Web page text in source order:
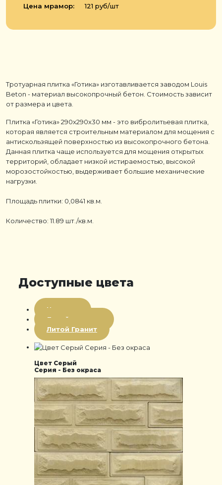
Цена мрамор:
121 руб/шт
Тротуарная плитка «Готика» изготавливается заводом Louis
Beton - материал высокопрочный бетон. Стоимость зависит
от размера и цвета.
Плитка «Готика» 290x290x30 мм - это вибролитьевая плитка,
которая является строительным материалом для мощения с
антискользящей поверхностью из высокопрочного бетона.
Данная плитка чаще используется для мощения открытых
территорий, обладает низкой истираемостью, высокой
морозостойкостью, выдерживает большие механические
нагрузки.
Площадь плитки: 0,0841 кв.м.
Количество: 11.89 шт./кв.м.
Доступные цвета
Цветная
Литой мрамор
Литой Гранит
Цвет Серый
Серия - Без окраса